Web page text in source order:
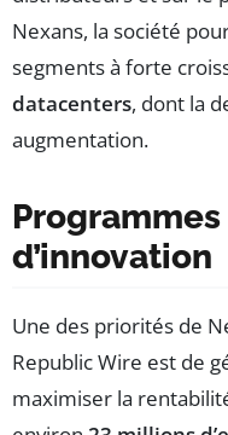
Nexans, la société
segments à forte
datacenters, dont la
augmentation.
d’innovation
Une des priorités de
Republic Wire est de
maximiser la